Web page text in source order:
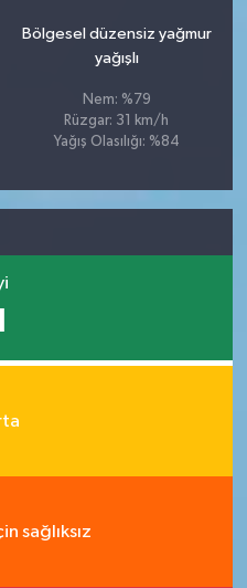
Bölgesel düzensiz yağmur
yağışlı
Nem: %79
Rüzgar: 31 km/h
Yağış Olasılığı: %84
sağlıksız